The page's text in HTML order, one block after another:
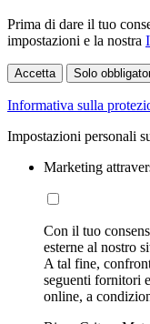
Prima di dare il tuo
impostazioni e la nostra
Accetta Solo
Informativa sulla
Impostazioni personali
Marketing
Con il tuo
esterne al nostro
A tal fine,
seguenti fornitori
online, a